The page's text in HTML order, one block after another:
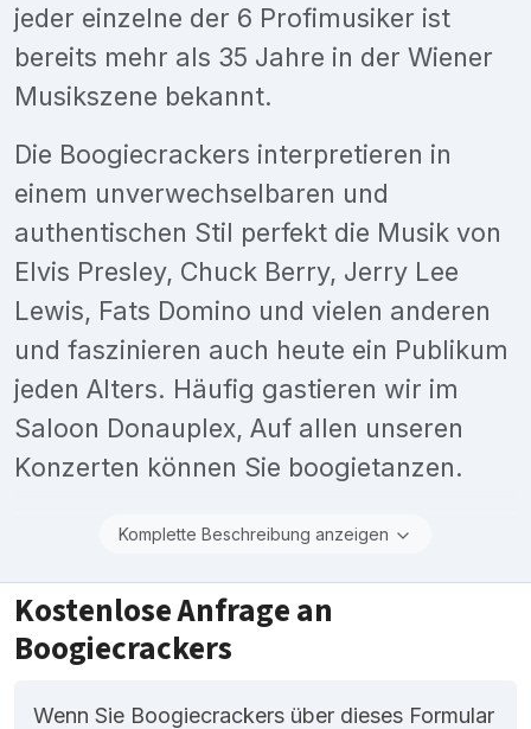
jeder einzelne der 6 Profimusiker ist
bereits mehr als 35 Jahre in der Wiener
Musikszene bekannt.
Die Boogiecrackers interpretieren in
einem unverwechselbaren und
authentischen Stil perfekt die Musik von
Elvis Presley, Chuck Berry, Jerry Lee
Lewis, Fats Domino und vielen anderen
und faszinieren auch heute ein Publikum
jeden Alters. Häufig gastieren wir im
Saloon Donauplex, Auf allen unseren
Konzerten können Sie boogietanzen.
Komplette Beschreibung anzeigen
Kostenlose Anfrage an
Boogiecrackers
Wenn Sie Boogiecrackers über dieses Formular